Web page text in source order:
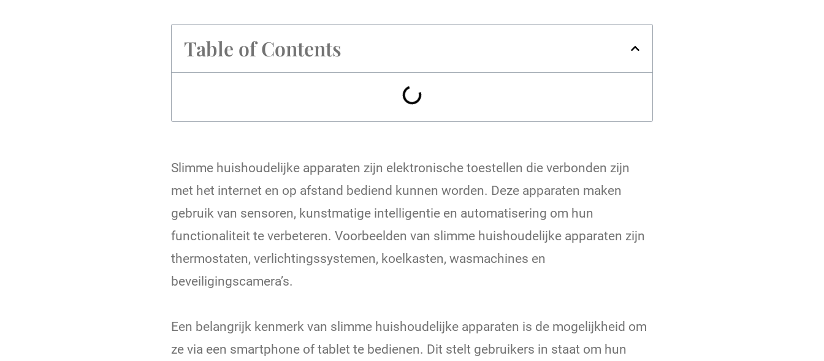
Table of Contents
Slimme huishoudelijke apparaten zijn elektronische toestellen die verbonden zijn
met het internet en op afstand bediend kunnen worden. Deze apparaten maken
gebruik van sensoren, kunstmatige intelligentie en automatisering om hun
functionaliteit te verbeteren. Voorbeelden van slimme huishoudelijke apparaten zijn
thermostaten, verlichtingssystemen, koelkasten, wasmachines en
beveiligingscamera’s.
Een belangrijk kenmerk van slimme huishoudelijke apparaten is de mogelijkheid om
ze via een smartphone of tablet te bedienen. Dit stelt gebruikers in staat om hun